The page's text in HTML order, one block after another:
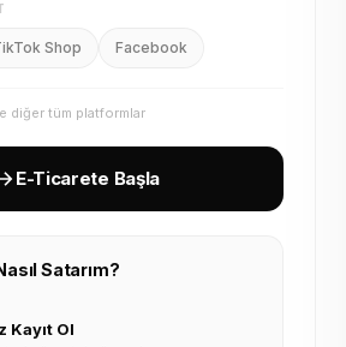
Shop Facebook
diğer tüm platformlar
E-Ticarete Başla
Satarım?
Kayıt Ol